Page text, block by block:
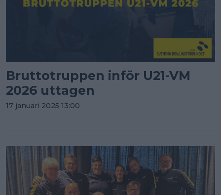
Bruttotruppen inför U21-VM
2026 uttagen
17 januari 2025 13:00